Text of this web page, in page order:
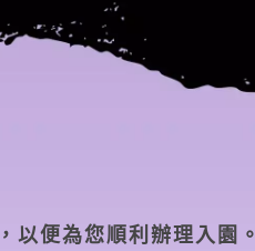
以便為您順利辦理入園。